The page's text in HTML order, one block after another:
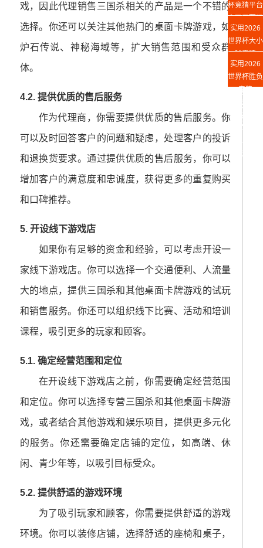
戏，因此代理销售三国杀相关的产品是一个不错的
选择。你还可以关注其他热门的桌面卡牌游戏，如
炉石传说、神秘海域等，扩大销售范围和受众群
体。
4.2. 提供优质的售后服务
作为代理商，你需要提供优质的售后服务。你
可以及时回答客户的问题和疑虑，处理客户的投诉
和退换货要求。通过提供优质的售后服务，你可以
增加客户的满意度和忠诚度，获得更多的重复购买
和口碑推荐。
5. 开设线下游戏店
如果你有足够的资金和经验，可以考虑开设一
家线下游戏店。你可以选择一个交通便利、人流量
大的地点，提供三国杀和其他桌面卡牌游戏的试玩
和销售服务。你还可以组织线下比赛、活动和培训
课程，吸引更多的玩家和顾客。
5.1. 确定经营范围和定位
在开设线下游戏店之前，你需要确定经营范围
和定位。你可以选择专营三国杀和其他桌面卡牌游
戏，或者结合其他游戏和娱乐项目，提供更多元化
的服务。你还需要确定店铺的定位，如高端、休
闲、青少年等，以吸引目标受众。
5.2. 提供舒适的游戏环境
为了吸引玩家和顾客，你需要提供舒适的游戏
环境。你可以装修店铺，选择舒适的座椅和桌子，
球入口冠亚
与赛前预测
杯竞猜平台
◇冠亚军玩
法
实用2026
世界杯大小
球竞猜
★2026世
界杯让球竞
猜冠亚军投
注玩法与赛
前预测
实用2026
世界杯胜负
竞猜
★2026世
界杯买胜负
冠亚军投注
玩法与赛前
预测